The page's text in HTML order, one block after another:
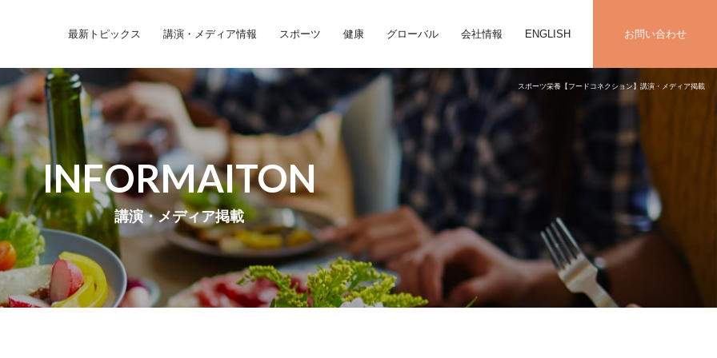
最新トピックス 講演・メディア情報 スポーツ 健康 グローバル 会社情報 ENGLISH お問い合わせ
スポーツ栄養【フードコネクション】講演・メディア掲載
INFORMAITON
講演・メディア掲載